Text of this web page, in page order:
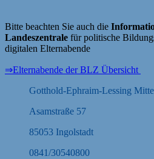
Bitte beachten Sie auch die
Landeszentrale für politische
digitalen Elternabende
⇒Elternabende der BLZ Übersicht
Gotthold-Ephraim-Lessing
Asamstraße 57
85053 Ingolstadt
0841/30540800